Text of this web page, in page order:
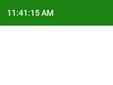
11:41:16 AM